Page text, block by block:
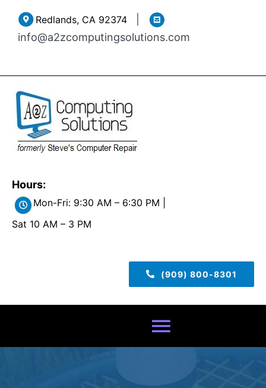
content
Redlands, CA 92374|
info@a2zcomputingsolutions.com
Hours:
Mon-Fri: 9:30 AM – 6:30 PM |
Sat 10 AM – 3 PM
(909) 800-8301
Toggle